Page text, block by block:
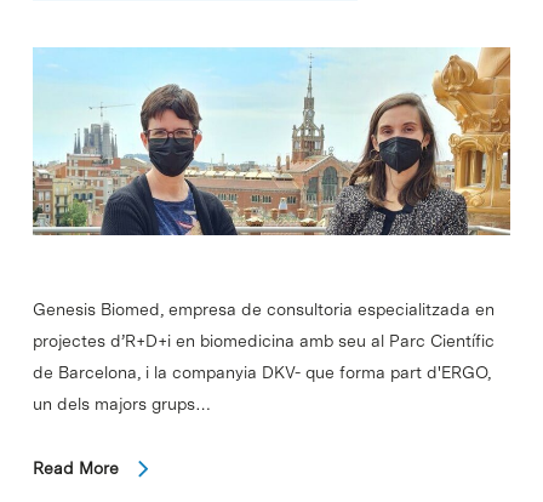
Genesis Biomed, empresa de consultoria especialitzada en
projectes d’R+D+i en biomedicina amb seu al Parc Científic
de Barcelona, i la companyia DKV- que forma part d'ERGO,
un dels majors grups…
Read More